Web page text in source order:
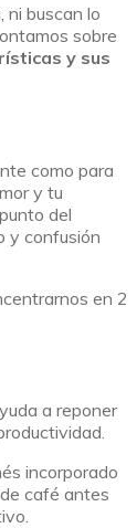
ni buscan lo
sobre
y sus
como para
y tu
del
y confusión
en 2
a reponer
incorporado
café antes